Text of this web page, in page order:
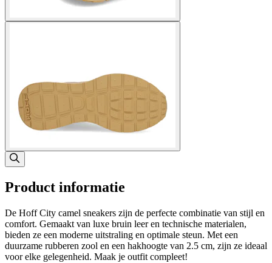
Product informatie
De Hoff City camel sneakers zijn de perfecte combinatie van stijl en
comfort. Gemaakt van luxe bruin leer en technische materialen,
bieden ze een moderne uitstraling en optimale steun. Met een
duurzame rubberen zool en een hakhoogte van 2.5 cm, zijn ze ideaal
voor elke gelegenheid. Maak je outfit compleet!